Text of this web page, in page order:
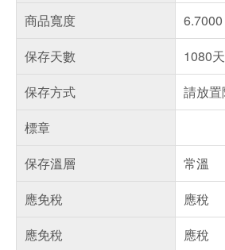
商品寬度
6.7000
保存天數
1080天
保存方式
請放
標章
保存溫層
常溫
應免稅
應稅
應免稅
應稅